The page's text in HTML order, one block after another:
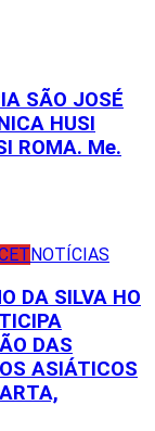
SÃO JOSÉ
HUSI
ROMA. Me.
NOTÍCIAS
DA SILVA HO
DAS
ASIÁTICOS